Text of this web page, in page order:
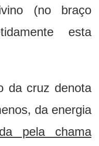
(no braço
esta
da cruz denota
da energia
pela chama